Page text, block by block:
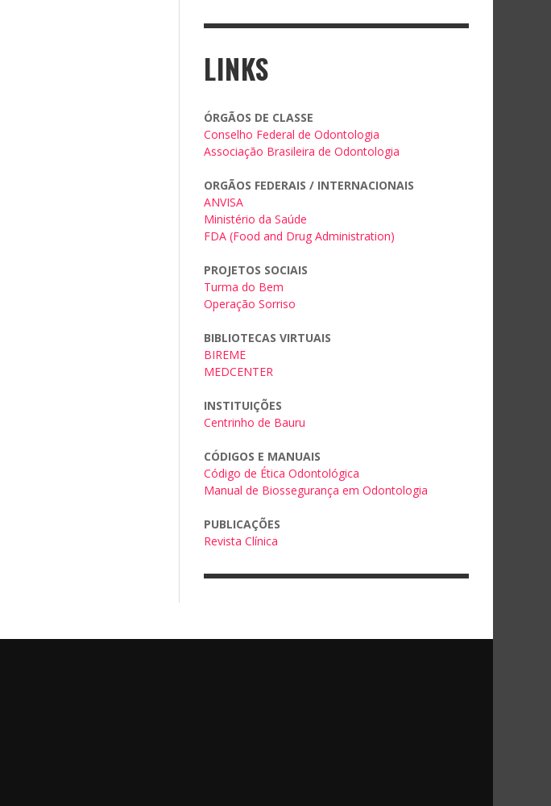
LINKS
ÓRGÃOS DE CLASSE
Conselho Federal de Odontologia
Associação Brasileira de Odontologia
ORGÃOS FEDERAIS / INTERNACIONAIS
ANVISA
Ministério da Saúde
FDA (Food and Drug Administration)
PROJETOS SOCIAIS
Turma do Bem
Operação Sorriso
BIBLIOTECAS VIRTUAIS
BIREME
MEDCENTER
INSTITUIÇÕES
Centrinho de Bauru
CÓDIGOS E MANUAIS
Código de Ética Odontológica
Manual de Biossegurança em Odontologia
PUBLICAÇÕES
Revista Clínica